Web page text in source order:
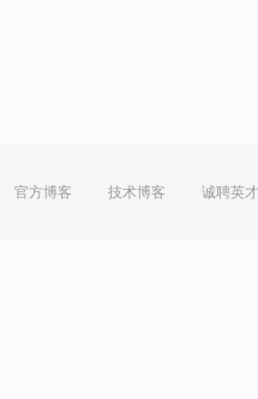
官方博客 技术博客 诚聘英才